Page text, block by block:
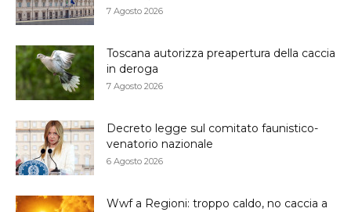
7 Agosto 2026
Toscana autorizza preapertura della caccia
in deroga
7 Agosto 2026
Decreto legge sul comitato faunistico-
venatorio nazionale
6 Agosto 2026
Wwf a Regioni: troppo caldo, no caccia a